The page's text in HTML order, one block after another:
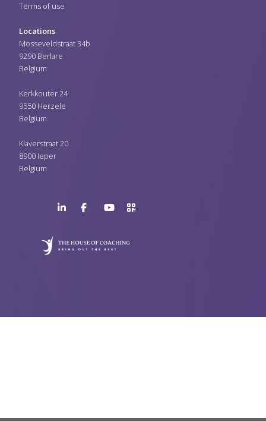
Terms of use
Locations
Mosseveldstraat 34b
9290 Berlare
Belgium
Kerkkouter 24
9550 Herzele
Belgium
Klaverstraat 20
8900 Ieper
Belgium
PagePageChannel
QR